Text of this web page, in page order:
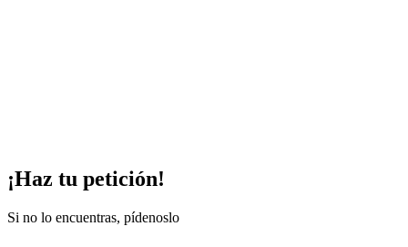
¡Haz tu petición!
Si no lo encuentras, pídenoslo